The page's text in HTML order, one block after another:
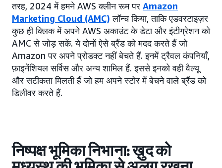
तरह, 2024 में हमने AWS क्लीन रूम पर Amazon
Marketing Cloud (AMC) लॉन्च किया, ताकि एडवरटाइज़र
कुछ ही क्लिक में अपने AWS अकाउंट के डेटा और इंटीग्रेशन को
AMC से जोड़ सकें. ये दोनों ऐसे ब्रैंड को मदद करते हैं जो
Amazon पर अपने प्रोडक्ट नहीं बेचते हैं. इनमें ट्रैवल कंपनियाँ,
फ़ाइनेंशियल सर्विस और अन्य शामिल हैं. इससे इनको वही वैल्यू
और सटीकता मिलती हैं जो हम अपने स्टोर में बेचने वाले ब्रैंड को
डिलीवर करते हैं.
निष्पक्ष भूमिका निभाना: ख़ुद को